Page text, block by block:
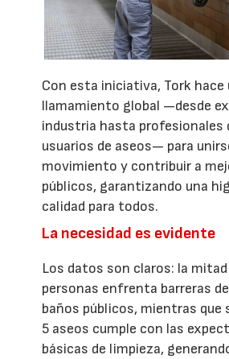
Con esta iniciativa, Tork hace
llamamiento global —desde
industria hasta profesionales
usuarios de aseos— para
movimiento y contribuir a
públicos, garantizando una
calidad para todos.
La necesidad es evidente
Los datos son claros: la mitad
personas enfrenta barreras
baños públicos, mientras que
5 aseos cumple con las
básicas de limpieza,